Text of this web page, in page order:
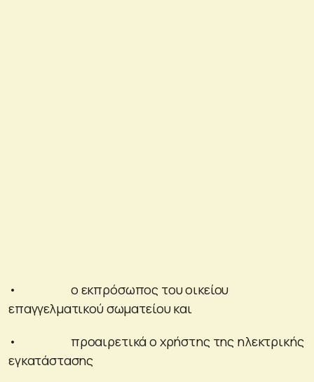
• ο εκπρόσωπος του οικείου
επαγγελματικού σωματείου και
• προαιρετικά ο χρήστης της ηλεκτρικής
εγκατάστασης